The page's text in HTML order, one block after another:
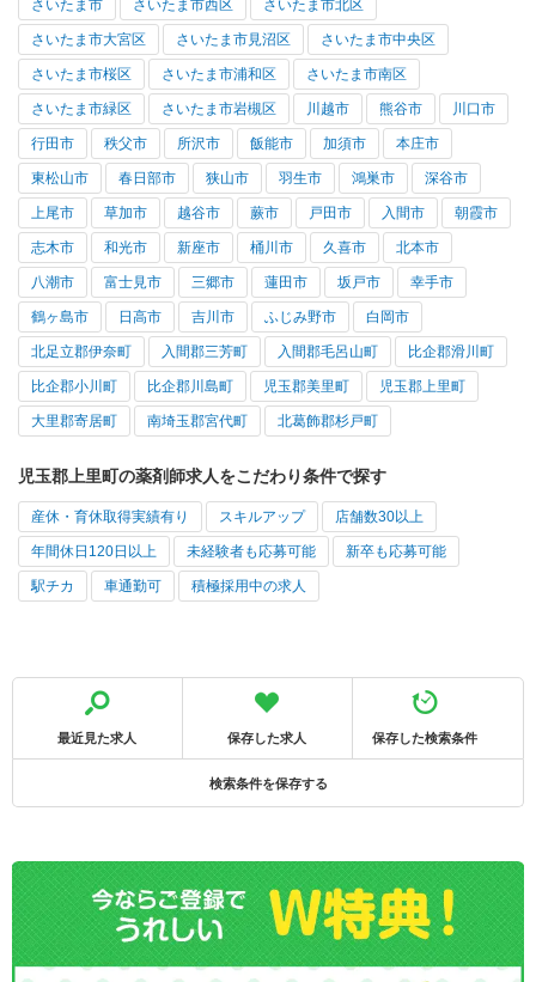
さいたま市 さいたま市西区 さいたま市北区
さいたま市大宮区 さいたま市見沼区 さいたま市中央区
さいたま市桜区 さいたま市浦和区 さいたま市南区
さいたま市緑区 さいたま市岩槻区 川越市 熊谷市 川口市
行田市 秩父市 所沢市 飯能市 加須市 本庄市
東松山市 春日部市 狭山市 羽生市 鴻巣市 深谷市
上尾市 草加市 越谷市 蕨市 戸田市 入間市 朝霞市
志木市 和光市 新座市 桶川市 久喜市 北本市
八潮市 富士見市 三郷市 蓮田市 坂戸市 幸手市
鶴ヶ島市 日高市 吉川市 ふじみ野市 白岡市
北足立郡伊奈町 入間郡三芳町 入間郡毛呂山町 比企郡滑川町
比企郡小川町 比企郡川島町 児玉郡美里町 児玉郡上里町
大里郡寄居町 南埼玉郡宮代町 北葛飾郡杉戸町
児玉郡上里町の薬剤師求人をこだわり条件で探す
産休・育休取得実績有り スキルアップ 店舗数30以上
年間休日120日以上 未経験者も応募可能 新卒も応募可能
駅チカ 車通勤可 積極採用中の求人
最近見た求人 保存した求人 保存した検索条件
検索条件を保存する